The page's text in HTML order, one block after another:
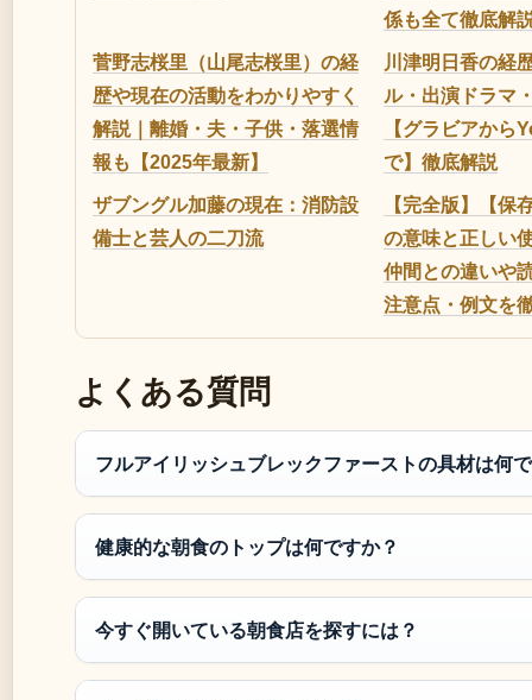
係も全て徹底解
菅野志桜里（山尾志桜里）の経
歴や現在の活動をわかりやすく
解説｜離婚・夫・子供・落選情
報も【2025年最新】
川津明日香の経
ル・出演ドラマ
【グラビアから
で】徹底解説
ザブングル加藤の現在：消防設
備士と芸人の二刀流
【完全版】【保
の意味と正しい
仲間との違いや
注意点・例文を
よくある質問
フルアイリッシュブレックファーストの具材は何
健康的な朝食のトップは何ですか？
今すぐ開いている朝食店を探すには？